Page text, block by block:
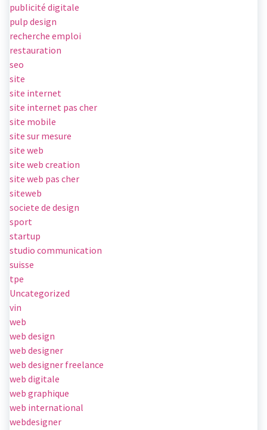
publicité digitale
pulp design
recherche emploi
restauration
seo
site
site internet
site internet pas cher
site mobile
site sur mesure
site web
site web creation
site web pas cher
siteweb
societe de design
sport
startup
studio communication
suisse
tpe
Uncategorized
vin
web
web design
web designer
web designer freelance
web digitale
web graphique
web international
webdesigner